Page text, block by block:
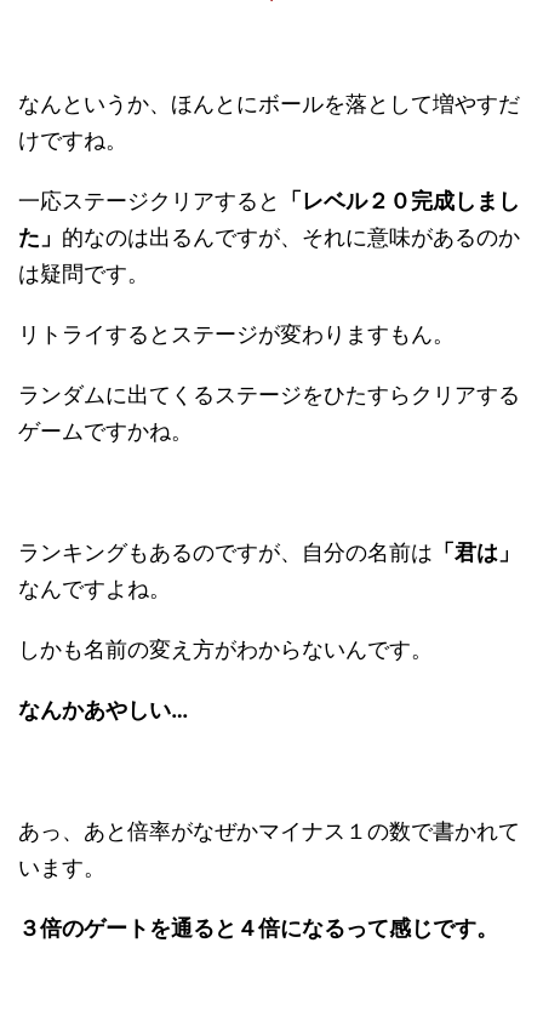
なんというか、ほんとにボールを落として増やすだ
けですね。
一応ステージクリアすると
「レベル２０完成しまし
た」 的なのは出るんですが、それに意味があるのか
は疑問です。
リトライするとステージが変わりますもん。
ランダムに出てくるステージをひたすらクリアする
ゲームですかね。
ランキングもあるのですが、自分の名前は 「君は」
なんですよね。
しかも名前の変え方がわからないんです。
なんかあやしい…
あっ、あと倍率がなぜかマイナス１の数で書かれて
います。
３倍のゲートを通ると４倍になるって感じです。